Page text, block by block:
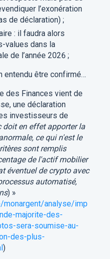
l’exonération
de déclaration) ;
: il faudra alors
values dans la
de l’année 2026 ;
entendu être confirmé…
des Finances vient de
une déclaration
investisseurs de
doit en effet apporter la
ce qui n'est le
sont remplis
de l'actif mobilier
éventuel de crypto avec
automatisé,
) »
analyse/imp
majorite-des-
sera-soumise-au-
des-plus-
)